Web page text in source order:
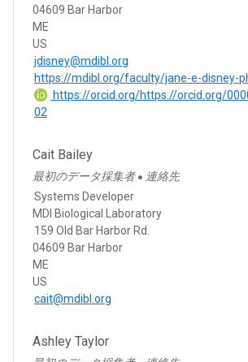
04609 Bar Harbor
ME
US
jdisney@mdibl.org
https://mdibl.org/faculty/jane-e-disney-
https://orcid.org/https://orcid.org/
02
Cait Bailey
最初のデータ採集者 ● 連絡先
Systems Developer
MDI Biological Laboratory
159 Old Bar Harbor Rd.
04609 Bar Harbor
ME
US
cait@mdibl.org
Ashley Taylor